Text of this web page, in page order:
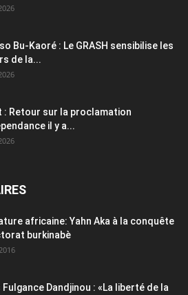
Bu-Kaoré : Le GRASH sensibilise les
de la...
: Retour sur la proclamation
il y a...
africaine: Yahn Aka à la conquête
burkinabè
Fulgance Dandjinou : «La liberté de la